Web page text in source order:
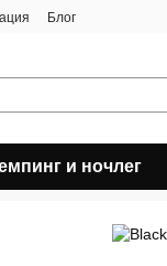
Блог
и ночлег